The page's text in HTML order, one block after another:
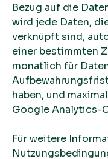
Bezug auf die
wird jede Daten,
verknüpft sind,
einer bestimmten
monatlich für
haben, und
Google Analytics-
Für weitere